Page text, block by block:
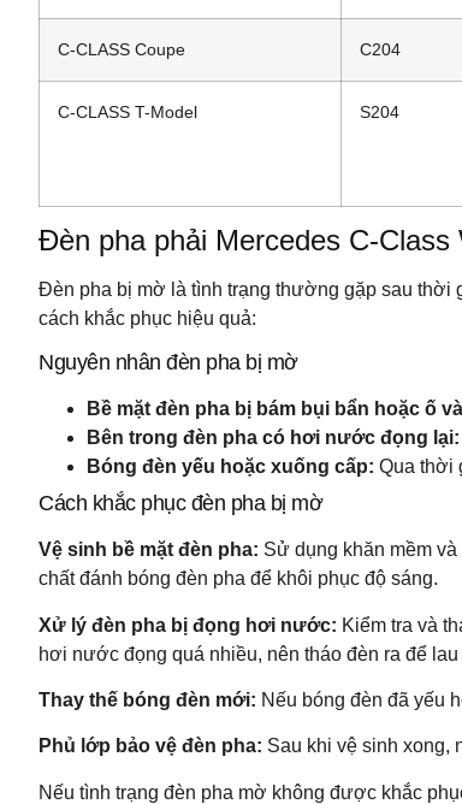
C-CLASS Coupe C204
C-CLASS T-Model S204
Đèn pha phải Mercedes C-
Đèn pha bị mờ là tình trạng thường gặp sau thời
cách khắc phục hiệu quả:
Nguyên nhân đèn pha bị mờ
Bề mặt đèn pha bị bám bụi bẩn hoặc ố
Bên trong đèn pha có hơi nước đọng lại:
Bóng đèn yếu hoặc xuống cấp: Qua thời
Cách khắc phục đèn pha bị mờ
Vệ sinh bề mặt đèn pha: Sử dụng khăn mềm
chất đánh bóng đèn pha để khôi phục độ sáng.
Xử lý đèn pha bị đọng hơi nước: Kiểm tra và
hơi nước đọng quá nhiều, nên tháo đèn ra để lau
Thay thế bóng đèn mới: Nếu bóng đèn đã yếu
Phủ lớp bảo vệ đèn pha: Sau khi vệ sinh xong,
Nếu tình trạng đèn pha mờ không được khắc